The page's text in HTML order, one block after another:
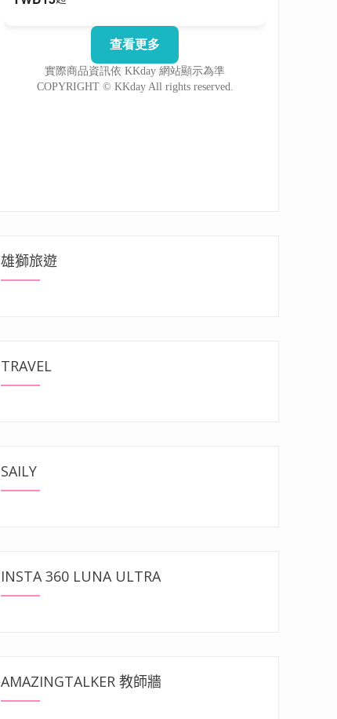
雄獅旅遊
TRAVEL
SAILY
INSTA 360 LUNA ULTRA
AMAZINGTALKER 教師牆